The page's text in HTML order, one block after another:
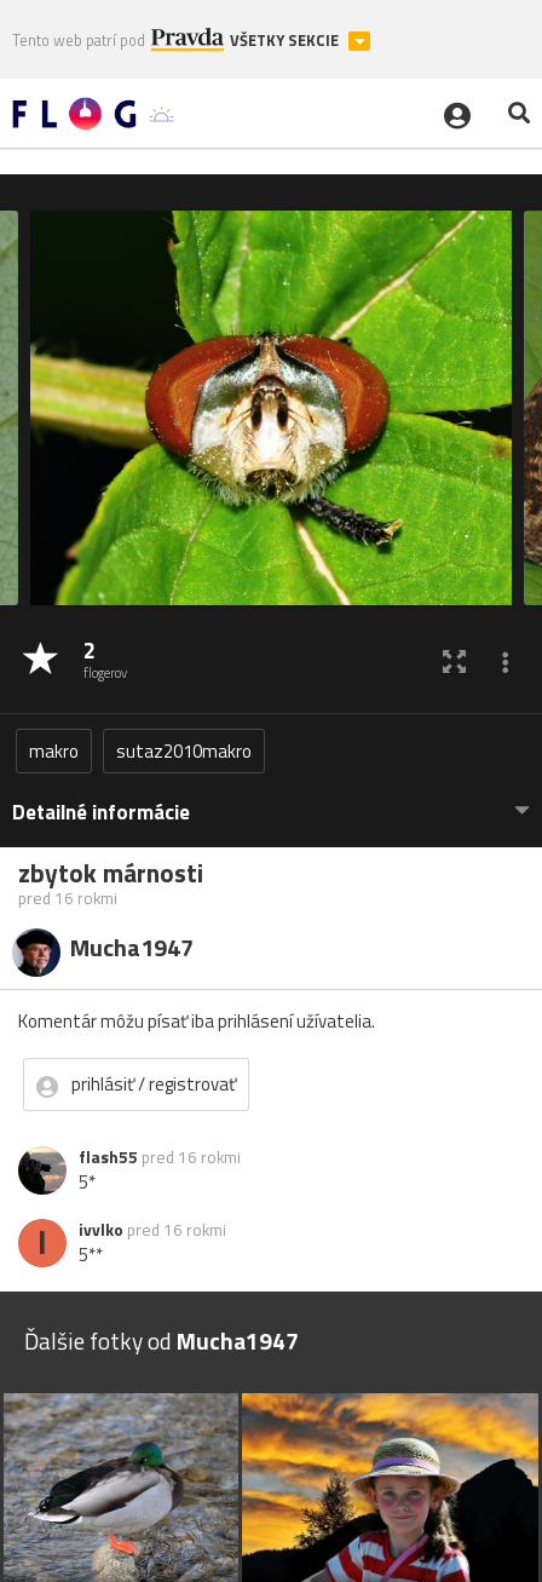
Tento web patrí pod VŠETKY SEKCIE
2
flogerov
makro sutaz2010makro
Detailné informácie
zbytok márnosti
pred 16 rokmi
Mucha1947
Komentár môžu písať iba prihlásení užívatelia.
prihlásiť / registrovať
flash55 pred 16 rokmi
5*
I ivvlko pred 16 rokmi
5**
Ďalšie fotky od Mucha1947